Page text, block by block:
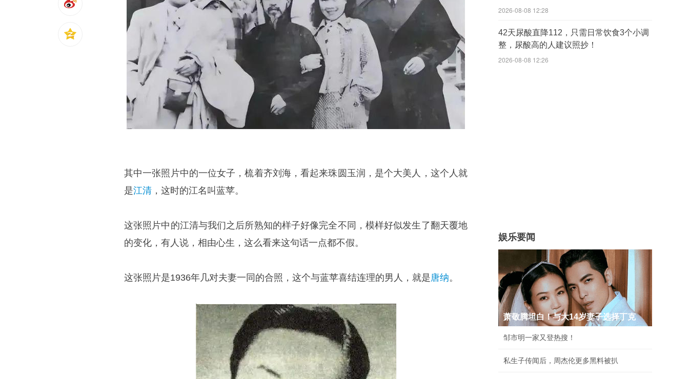
其中一张照片中的一位女子，梳着齐刘海，看起来珠圆玉润，是个大美人，这个人就
是江清 ，这时的江名叫蓝苹。
这张照片中的江清与我们之后所熟知的样子好像完全不同，模样好似发生了翻天覆地
的变化，有人说，相由心生，这么看来这句话一点都不假。
这张照片是1936年几对夫妻一同的合照，这个与蓝苹喜结连理的男人，就是唐纳。
2026-08-08 12:28
42天尿酸直降112，只需日常饮食3个小调
整，尿酸高的人建议照抄！
2026-08-08 12:26
娱乐要闻
萧敬腾坦白！与大14岁妻子选择丁克
邹市明一家又登热搜！
私生子传闻后，周杰伦更多黑料被扒